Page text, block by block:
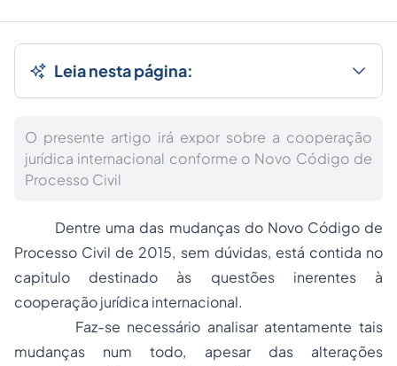
Leia nesta página:
O presente artigo irá expor sobre a cooperação
jurídica internacional conforme o Novo Código de
Processo Civil
Dentre uma das mudanças do Novo Código de
Processo Civil de 2015, sem dúvidas, está contida no
capitulo destinado às questões inerentes à
cooperação jurídica internacional.
Faz-se necessário analisar atentamente tais
mudanças num todo, apesar das alterações